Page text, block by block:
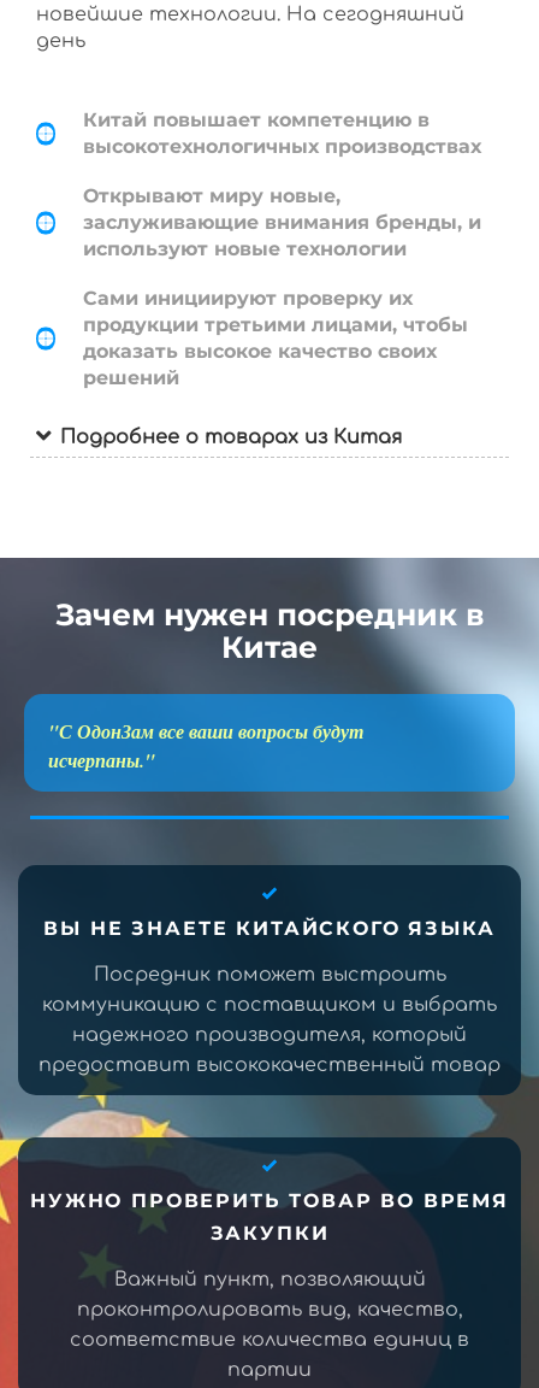
новейшие технологии. На сегодняшний
день
Китай повышает компетенцию в
высокотехнологичных производствах
Открывают миру новые,
заслуживающие внимания бренды, и
используют новые технологии
Сами инициируют проверку их
продукции третьими лицами, чтобы
доказать высокое качество своих
решений
Подробнее о товарах из Китая
Зачем нужен посредник в
Китае
"С ОдонЗам все ваши вопросы будут
исчерпаны."
ВЫ НЕ ЗНАЕТЕ КИТАЙСКОГО ЯЗЫКА
Посредник поможет выстроить
коммуникацию с поставщиком и выбрать
надежного производителя, который
предоставит высококачественный товар
НУЖНО ПРОВЕРИТЬ ТОВАР ВО ВРЕМЯ
ЗАКУПКИ
Важный пункт, позволяющий
проконтролировать вид, качество,
соответствие количества единиц в
партии